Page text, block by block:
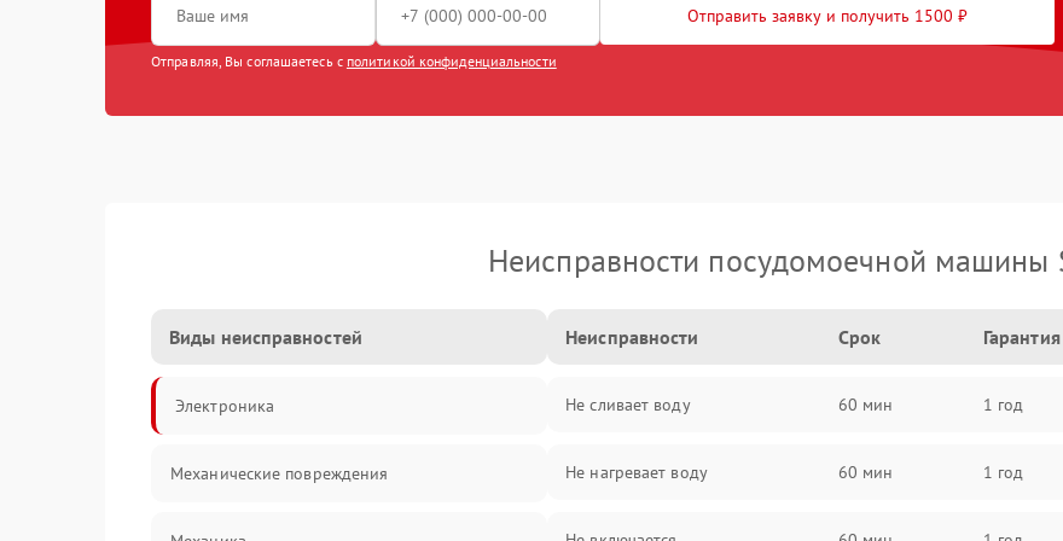
Отправить заявку и получить 1500 ₽
Отправляя, Вы соглашаетесь с политикой конфиденциальности
Неисправности посудомоечной машины
Виды неисправностей
Электроника
Механические повреждения
Неисправности Срок Гарантия
Не сливает воду 60 мин 1 год
Не нагревает воду 60 мин 1 год